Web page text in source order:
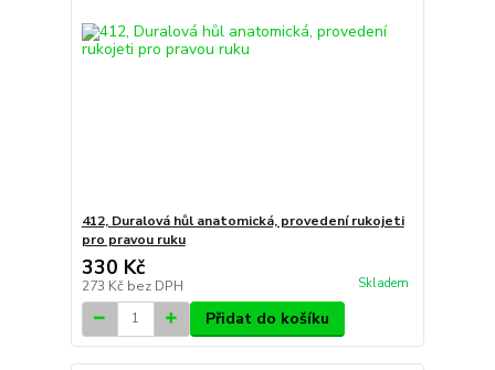
412, Duralová hůl anatomická, provedení rukojeti
pro pravou ruku
330 Kč
273 Kč bez DPH Skladem
Přidat do košíku